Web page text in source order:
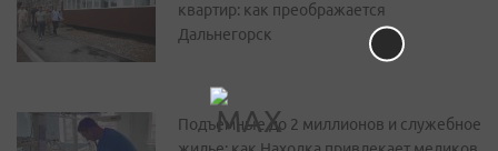
квартир: как преображается
Дальнегорск
Подъемные до 2 миллионов и служебное